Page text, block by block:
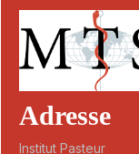
Adresse
Institut Pasteur